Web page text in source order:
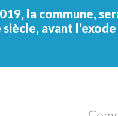
la commune,
avant l’exode